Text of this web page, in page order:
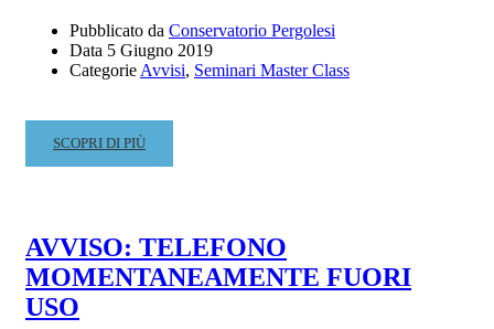
RITMICA
E
PERCEZIONE
Pubblicato da Conservatorio Pergolesi
Data 5 Giugno 2019
CategorieAvvisi, Seminari Master Class
READ
MORE
IL
SUONO
ANTICO
–
SCOPRI DI PIÙ
AVVISO: TELEFONO
MOMENTANEAMENTE FUORI
USO